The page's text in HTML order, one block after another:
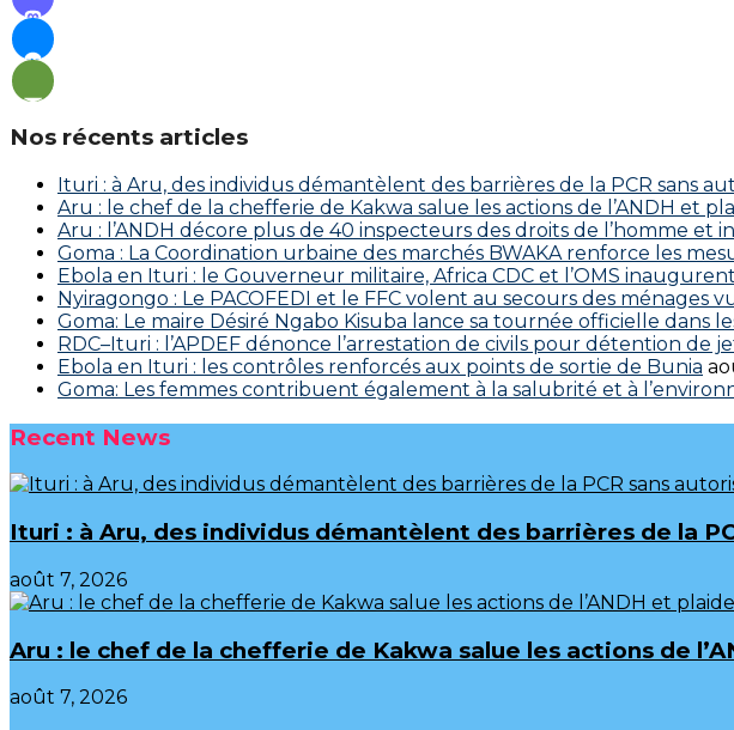
Nos récents articles
Ituri : à Aru, des individus démantèlent des barrières de la PCR sans
Aru : le chef de la chefferie de Kakwa salue les actions de l’ANDH et
Aru : l’ANDH décore plus de 40 inspecteurs des droits de l’homme
Goma : La Coordination urbaine des marchés BWAKA renforce les
Ebola en Ituri : le Gouverneur militaire, Africa CDC et l’OMS
‎Nyiragongo : Le PACOFEDI et le FFC volent au secours des ménages
Goma: Le maire Désiré Ngabo Kisuba lance sa tournée officielle dans
RDC–Ituri : l’APDEF dénonce l’arrestation de civils pour détention de
Ebola en Ituri : les contrôles renforcés aux points de sortie de Bunia
Goma: Les femmes contribuent également à la salubrité et à
Recent News
Ituri : à Aru, des individus démantèlent des barrières de la
août 7, 2026
Aru : le chef de la chefferie de Kakwa salue les actions de
août 7, 2026